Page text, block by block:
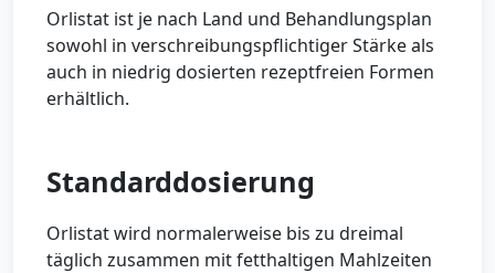
Orlistat ist je nach Land und Behandlungsplan
sowohl in verschreibungspflichtiger Stärke als
auch in niedrig dosierten rezeptfreien Formen
erhältlich.
Standarddosierung
Orlistat wird normalerweise bis zu dreimal
täglich zusammen mit fetthaltigen Mahlzeiten